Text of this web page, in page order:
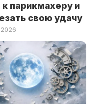
к парикмахеру и
свою удачу